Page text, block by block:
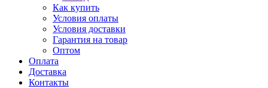
Как купить
Условия оплаты
Условия доставки
Гарантия на товар
Оптом
Оплата
Доставка
Контакты